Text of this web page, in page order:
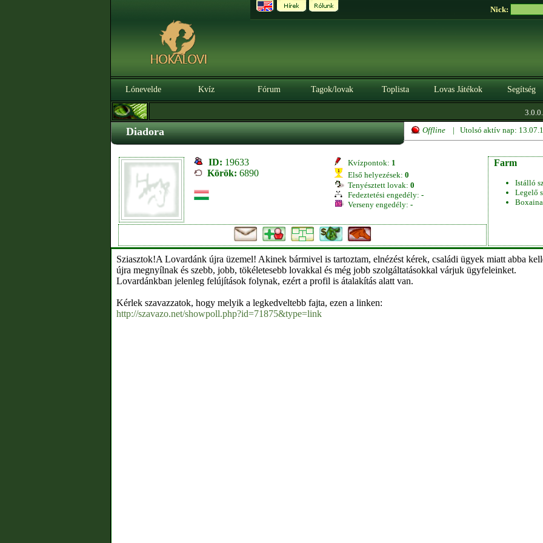
Nick:
Lónevelde Kvíz Fórum Tagok/lovak Toplista Lovas Játékok Segítség
3.0.0.
Diadora Offline | Utolsó aktív nap:
ID: 19633
Körök: 6890
Kvízpontok: 1
Első helyezések: 0
Tenyésztett lovak: 0
Fedeztetési engedély: -
Verseny engedély: -
Farm
Istálló
Legelő